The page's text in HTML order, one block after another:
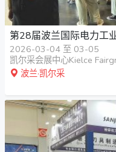
第28届波兰国际电力工
2026-03-04 至 03-05
凯尔采会展中心Kielce
波兰·凯尔采